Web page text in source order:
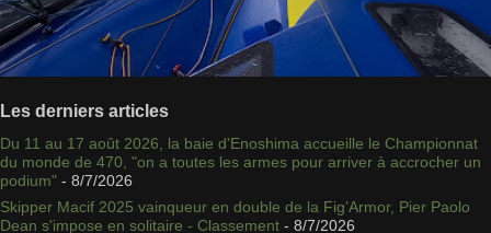
Les derniers articles
Du 11 au 17 août 2026, la baie d'Enoshima accueille le Championnat
du monde de 470, "on a toutes les armes pour arriver à accrocher un
podium" - 8/7/2026
Skipper Macif 2025 vainqueur en double de la Fig’Armor, Pier Paolo
Dean s'impose en solitaire - Classement - 8/7/2026